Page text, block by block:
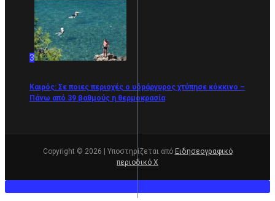
3
Καιρός: Σε ποιες περιοχές ο υδράργυρος χτύπησε κόκκινο –
Πάνω από 39 βαθμούς η θερμοκρασία
Copyright © 2026 | Υποστηρίζεται από Ειδησεογραφικό
περιοδικό Χ